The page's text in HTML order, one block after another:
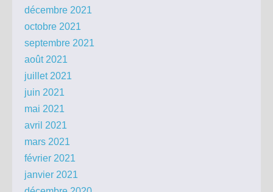
décembre 2021
octobre 2021
septembre 2021
août 2021
juillet 2021
juin 2021
mai 2021
avril 2021
mars 2021
février 2021
janvier 2021